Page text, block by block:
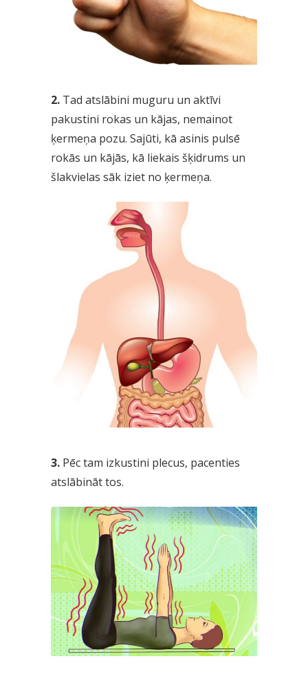
2. Tad atslābini muguru un aktīvi
pakustini rokas un kājas, nemainot
ķermeņa pozu. Sajūti, kā asinis pulsē
rokās un kājās, kā liekais šķidrums un
šlakvielas sāk iziet no ķermeņa.
3. Pēc tam izkustini plecus, pacenties
atslābināt tos.